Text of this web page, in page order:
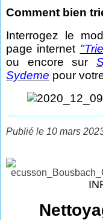
Comment bien
Interrogez le
page internet
ou encore sur
Sydeme pour
Publié le 10 mars